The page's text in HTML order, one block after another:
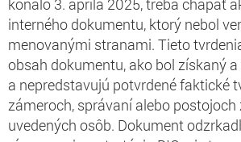
konalo 3. apríla 2025, treba chápať
interného dokumentu, ktorý nebol
menovanými stranami. Tieto
obsah dokumentu, ako bol získaný a
a nepredstavujú potvrdené faktické
zámeroch, správaní alebo postojoch
uvedených osôb. Dokument